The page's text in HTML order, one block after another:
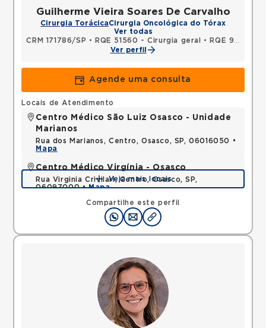
Guilherme Vieira Soares De Carvalho
Cirurgia TorácicaCirurgia Oncológica do Tórax
Ver todas
CRM 171786/SP • RQE 51560 - Cirurgia geral •
RQE 92597 - Cirurgia torácica
Ver perfil
Agende uma consulta
Compartilhe este perfil
Locais de Atendimento
Centro Médico São Luiz Osasco - Unidade
Marianos
Rua dos Marianos, Centro, Osasco, SP, 06016050 •
Mapa
Centro Médico Virgínia - Osasco
Rua Virginia Crivilari, Centro, Osasco, SP,
06097000 •Mapa
Veja mais locais